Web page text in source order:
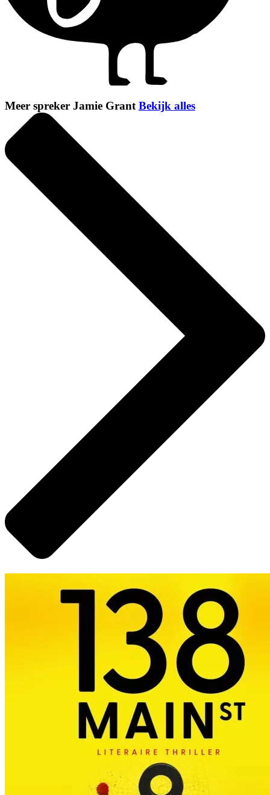
Meer spreker Jamie Grant Bekijk alles